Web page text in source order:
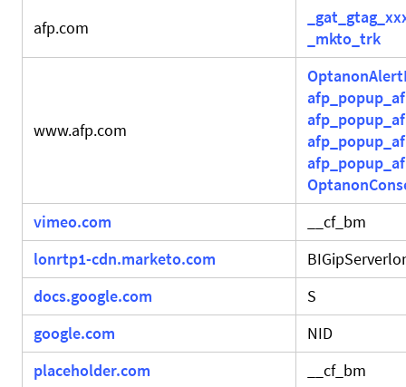
afp.com
_mkto_trk
www.afp.com
vimeo.com
__cf_bm
lonrtp1-cdn.marketo.com
docs.google.com
S
google.com
NID
placeholder.com
__cf_bm